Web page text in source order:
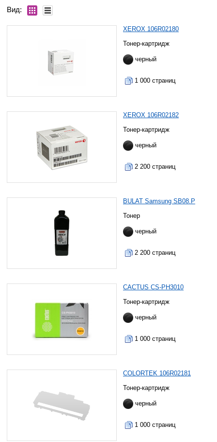
Вид:
XEROX 106R02180
Тонер-картридж
черный
1 000 страниц
XEROX 106R02182
Тонер-картридж
черный
2 200 страниц
BULAT Samsung SB08.P
Тонер
черный
2 200 страниц
CACTUS CS-PH3010
Тонер-картридж
черный
1 000 страниц
COLORTEK 106R02181
Тонер-картридж
черный
1 000 страниц